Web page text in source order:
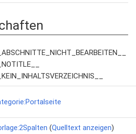
(Quelltext anzeigen)